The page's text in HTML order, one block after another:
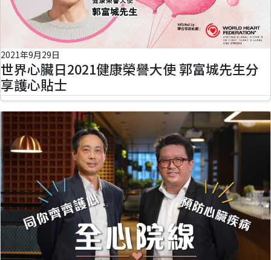
2021年9月29日
世界心臟日2021健康榮譽大使 郭富城先生分
享護心貼士